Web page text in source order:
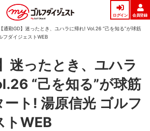
ログイン 会員登録
【通勤GD】迷ったとき、ユハラに帰れ! Vol.26 “己を知る”が球筋
フダイジェストWEB
迷ったとき、ユハラ
“己を知る”が球筋
ト! 湯原信光 ゴルフ
トWEB